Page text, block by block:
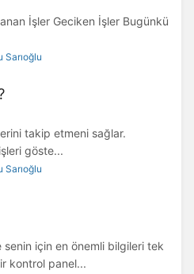
İşler Geciken İşler Bugünkü
Sarıoğlu
takip etmeni sağlar.
göste...
Sarıoğlu
senin için en önemli bilgileri tek
kontrol panel...